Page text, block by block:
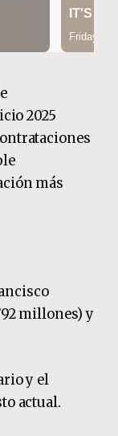
2025
más
millones) y
y el
actual.